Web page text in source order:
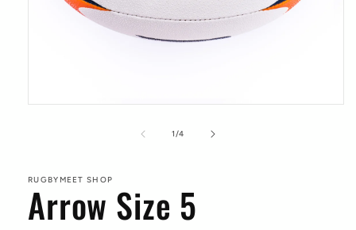
modale
1/su
4
RUGBYMEET SHOP
Arrow Size 5